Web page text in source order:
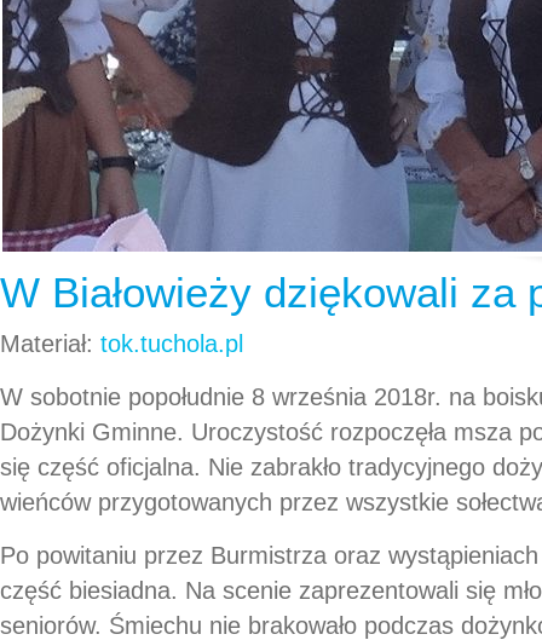
W Białowieży dziękowali za
Materiał: tok.tuchola.pl
W sobotnie popołudnie 8 września 2018r. na
Dożynki Gminne. Uroczystość rozpoczęła msza
się część oficjalna. Nie zabrakło tradycyjnego
wieńców przygotowanych przez wszystkie
Po powitaniu przez Burmistrza oraz
część biesiadna. Na scenie zaprezentowali się
seniorów. Śmiechu nie brakowało podczas